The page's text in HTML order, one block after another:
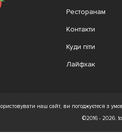
Ресторанам
Контакти
Куди піти
Лайфхак
наш сайт, ви погоджуєтеся з
©2016 - 2026.